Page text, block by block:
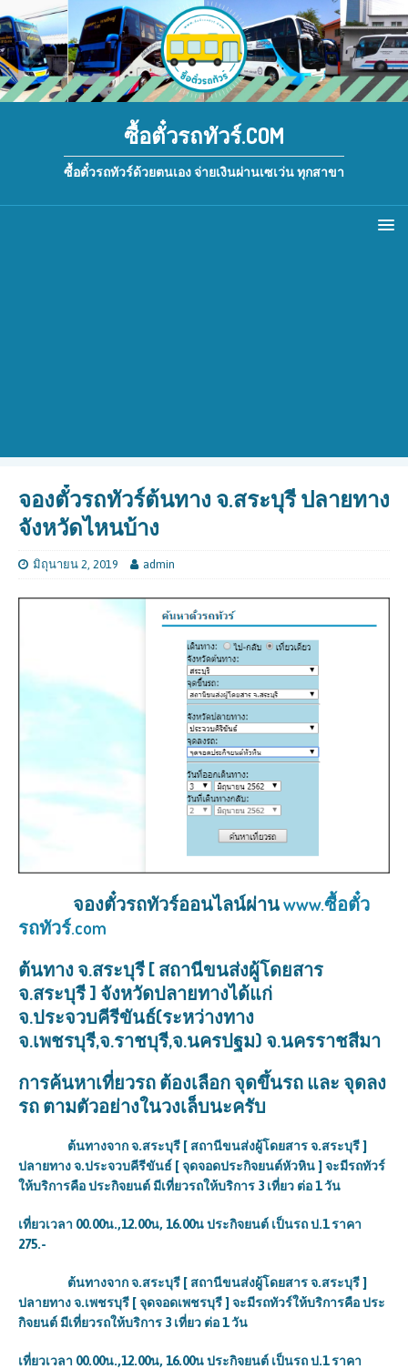
ซื้อตั๋วรถทัวร์.COM
ซื้อตั๋วรถทัวร์ด้วยตนเอง จ่ายเงินผ่านเซเว่น ทุกสาขา
จองตั๋วรถทัวร์ต้นทาง จ.สระบุรี ปลายทาง
จังหวัดไหนบ้าง
มิถุนายน 2, 2019 admin
จองตั๋วรถทัวร์ออนไลน์ผ่านwww.ซื้อตั๋ว
รถทัวร์.com
ต้นทาง จ.สระบุรี [ สถานีขนส่งผู้โดยสาร
จ.สระบุรี ] จังหวัดปลายทางได้แก่
จ.ประจวบคีรีขันธ์(ระหว่างทาง
จ.เพชรบุรี,จ.ราชบุรี,จ.นครปฐม) จ.นครราชสีมา
การค้นหาเที่ยวรถ ต้องเลือก จุดขึ้นรถ และ จุดลง
รถ ตามตัวอย่างในวงเล็บนะครับ
ต้นทางจาก จ.สระบุรี [ สถานีขนส่งผู้โดยสาร จ.สระบุรี ]
ปลายทาง จ.ประจวบคีรีขันธ์ [ จุดจอดประกิจยนต์หัวหิน ] จะมีรถทัวร์
ให้บริการคือ ประกิจยนต์ มีเที่ยวรถให้บริการ 3 เที่ยว ต่อ 1 วัน
เที่ยวเวลา 00.00น.,12.00น, 16.00น ประกิจยนต์ เป็นรถ ป.1 ราคา
275.-
ต้นทางจาก จ.สระบุรี [ สถานีขนส่งผู้โดยสาร จ.สระบุรี ]
ปลายทาง จ.เพชรบุรี [ จุดจอดเพชรบุรี ] จะมีรถทัวร์ให้บริการคือ ประ
กิจยนต์ มีเที่ยวรถให้บริการ 3 เที่ยว ต่อ 1 วัน
เที่ยวเวลา 00.00น.,12.00น, 16.00น ประกิจยนต์ เป็นรถ ป.1 ราคา